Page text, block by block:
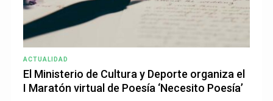
ACTUALIDAD
El Ministerio de Cultura y Deporte organiza el
I Maratón virtual de Poesía ‘Necesito Poesía’